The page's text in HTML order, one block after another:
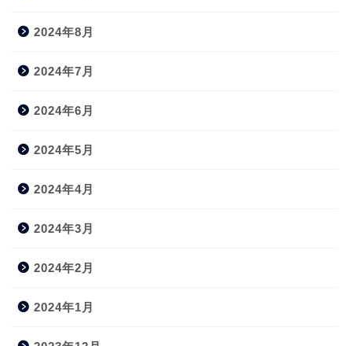
2024年8月
2024年7月
2024年6月
2024年5月
2024年4月
2024年3月
2024年2月
2024年1月